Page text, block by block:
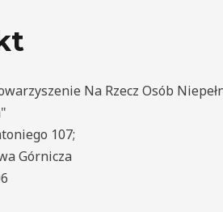
Na Rzecz Osób
107;
Górnicza